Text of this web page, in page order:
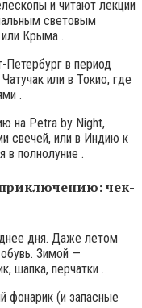
и читают лекции
световым
Крыма .
Петербург в период
или в Токио, где
.
на Petra by Night,
свечей, или в Индию к
полнолуние .
чек-
дня. Даже летом
Зимой —
шапка, перчатки .
фонарик (и запасные